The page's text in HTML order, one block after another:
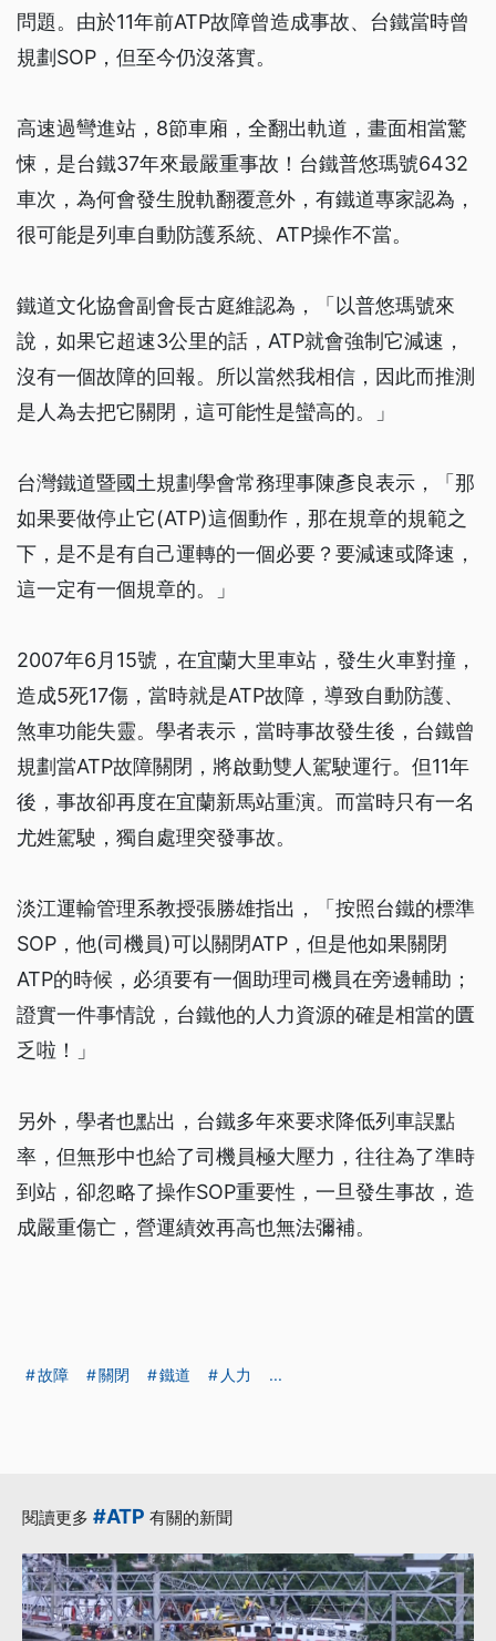
問題。由於11年前ATP故障曾造成事故、台鐵當時曾
規劃SOP，但至今仍沒落實。
高速過彎進站，8節車廂，全翻出軌道，畫面相當驚
悚，是台鐵37年來最嚴重事故！台鐵普悠瑪號6432
車次，為何會發生脫軌翻覆意外，有鐵道專家認為，
很可能是列車自動防護系統、ATP操作不當。
鐵道文化協會副會長古庭維認為，「以普悠瑪號來
說，如果它超速3公里的話，ATP就會強制它減速，
沒有一個故障的回報。所以當然我相信，因此而推測
是人為去把它關閉，這可能性是蠻高的。」
台灣鐵道暨國土規劃學會常務理事陳彥良表示，「那
如果要做停止它(ATP)這個動作，那在規章的規範之
下，是不是有自己運轉的一個必要？要減速或降速，
這一定有一個規章的。」
2007年6月15號，在宜蘭大里車站，發生火車對撞，
造成5死17傷，當時就是ATP故障，導致自動防護、
煞車功能失靈。學者表示，當時事故發生後，台鐵曾
規劃當ATP故障關閉，將啟動雙人駕駛運行。但11年
後，事故卻再度在宜蘭新馬站重演。而當時只有一名
尤姓駕駛，獨自處理突發事故。
淡江運輸管理系教授張勝雄指出，「按照台鐵的標準
SOP，他(司機員)可以關閉ATP，但是他如果關閉
ATP的時候，必須要有一個助理司機員在旁邊輔助；
證實一件事情說，台鐵他的人力資源的確是相當的匱
乏啦！」
另外，學者也點出，台鐵多年來要求降低列車誤點
率，但無形中也給了司機員極大壓力，往往為了準時
到站，卻忽略了操作SOP重要性，一旦發生事故，造
成嚴重傷亡，營運績效再高也無法彌補。
故障 關閉 鐵道 人力 ...
閱讀更多 #ATP 有關的新聞